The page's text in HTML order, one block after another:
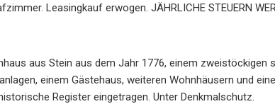
Leasingkauf erwogen. JÄHRLICHE STEUERN
aus Stein aus dem Jahr 1776, einem zweistöckigen
einem Gästehaus, weiteren Wohnhäusern und
Register eingetragen. Unter Denkmalschutz.